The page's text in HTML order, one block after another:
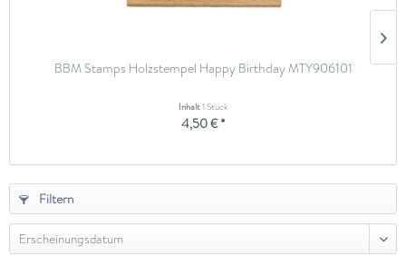
BBM Stamps Holzstempel Happy Birthday MTY906101
Inhalt1 Stück
4,50 € *
Filtern